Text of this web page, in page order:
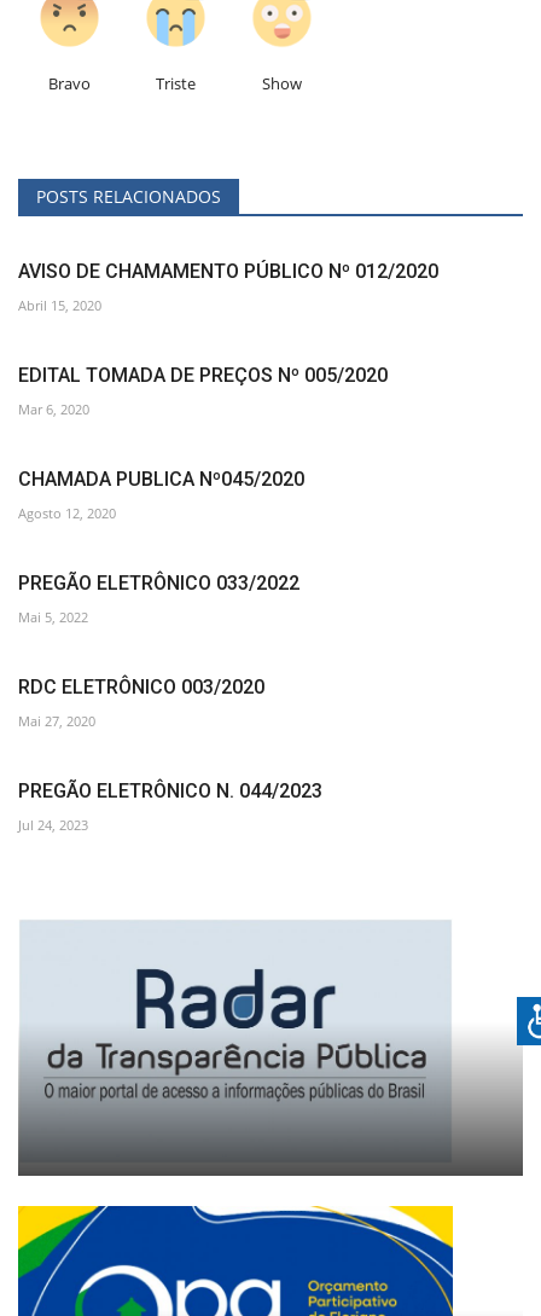
Bravo Triste Show
POSTS RELACIONADOS
AVISO DE CHAMAMENTO PÚBLICO Nº 012/2020
Abril 15, 2020
EDITAL TOMADA DE PREÇOS Nº 005/2020
Mar 6, 2020
CHAMADA PUBLICA Nº045/2020
Agosto 12, 2020
PREGÃO ELETRÔNICO 033/2022
Mai 5, 2022
RDC ELETRÔNICO 003/2020
Mai 27, 2020
PREGÃO ELETRÔNICO N. 044/2023
Jul 24, 2023